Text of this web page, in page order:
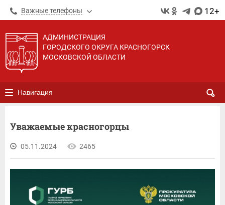
Важные телефоны 12+
АДМИНИСТРАЦИЯ
ГОРОДСКОГО ОКРУГА КРАСНОГОРСК
МОСКОВСКОЙ ОБЛАСТИ
Навигация
Уважаемые красногорцы
05.11.2024 2465